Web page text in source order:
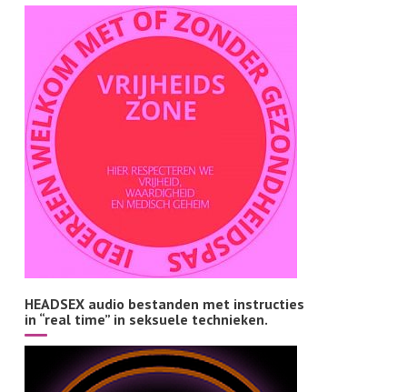
HEADSEX audio bestanden met instructies
in “real time” in seksuele technieken.